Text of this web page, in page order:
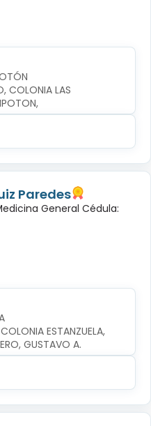
COLONIA LAS
Paredes
General Cédula:
ESTANZUELA,
GUSTAVO A.